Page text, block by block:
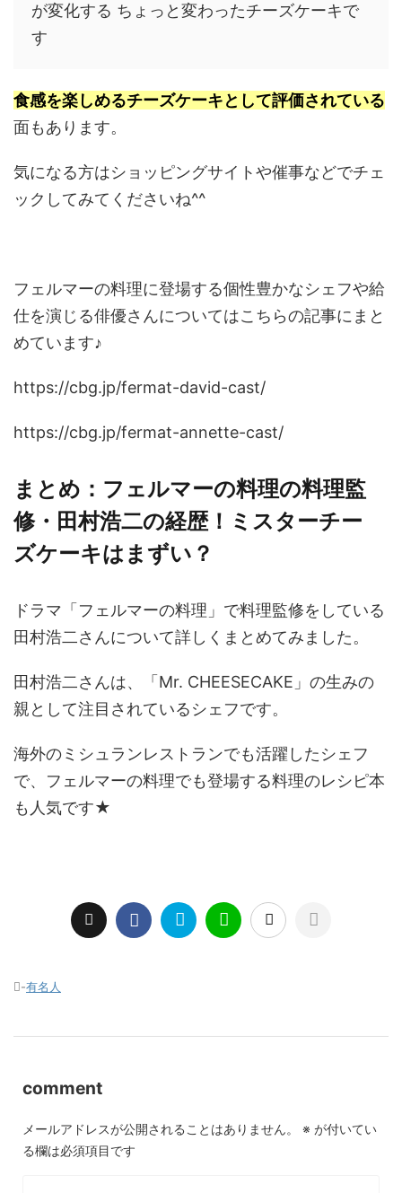
が変化する ちょっと変わったチーズケーキで
す
食感を楽しめるチーズケーキとして評価されている
面もあります。
気になる方はショッピングサイトや催事などでチェ
ックしてみてくださいね^^
フェルマーの料理に登場する個性豊かなシェフや給
仕を演じる俳優さんについてはこちらの記事にまと
めています♪
https://cbg.jp/fermat-david-cast/
https://cbg.jp/fermat-annette-cast/
まとめ：フェルマーの料理の料理監
修・田村浩二の経歴！ミスターチー
ズケーキはまずい？
ドラマ「フェルマーの料理」で料理監修をしている
田村浩二さんについて詳しくまとめてみました。
田村浩二さんは、「Mr. CHEESECAKE」の生みの
親として注目されているシェフです。
海外のミシュランレストランでも活躍したシェフ
で、フェルマーの料理でも登場する料理のレシピ本
も人気です★
-有名人
comment
メールアドレスが公開されることはありません。 ※ が付いてい
る欄は必須項目です